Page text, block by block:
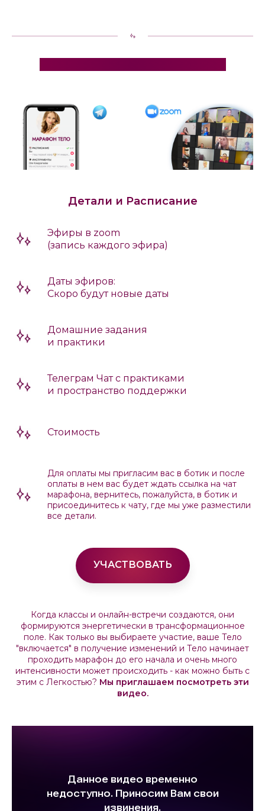
Детали и Расписание
Эфиры в zoom
(запись каждого эфира)
Даты эфиров:
Скоро будут новые даты
Домашние задания
и практики
Телеграм Чат с практиками
и пространство поддержки
Стоимость
Для оплаты мы пригласим вас в ботик и после
оплаты в нем вас будет ждать ссылка на чат
марафона, вернитесь, пожалуйста, в ботик и
присоединитесь к чату, где мы уже разместили
все детали.
УЧАСТВОВАТЬ
Когда классы и онлайн-встречи создаются, они
формируются энергетически в трансформационное
поле. Как только вы выбираете участие, ваше Тело
"включается" в получение изменений и Тело начинает
проходить марафон до его начала и очень много
интенсивности может происходить - как можно быть с
этим с Легкостью? Мы приглашаем посмотреть эти
видео.